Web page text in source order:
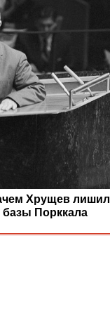
Хрущев лишил
Порккала